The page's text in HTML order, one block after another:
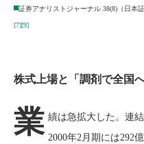
証券アナリストジャーナル 38(8)（日本
[7][9]
株式上場と「調剤で全国へ
業 績は急拡大した。連
2000年2月期には292